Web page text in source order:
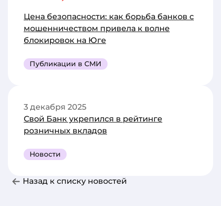
Цена безопасности: как борьба банков с
мошенничеством привела к волне
блокировок на Юге
Публикации в СМИ
Свой Банк укрепился в рейтинге
розничных вкладов
3 декабря 2025
Новости
Назад к списку новостей